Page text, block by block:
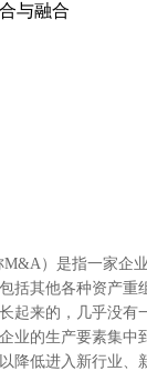
与融合
M&A）是指一家企
括其他各种资产
起来的，几乎没有
的生产要素集中
降低进入新行业、